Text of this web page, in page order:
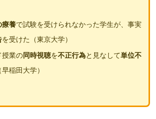
療養で試験を受けられなかった学生が、事実
を受けた（東京大学）
授業の同時視聴を不正行為と見なして単位不
稲田大学）